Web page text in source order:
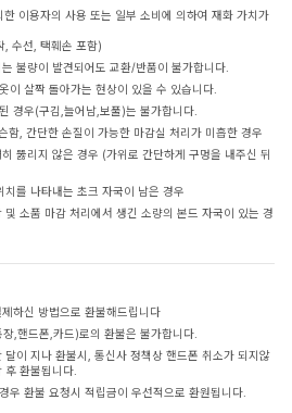
이용자의 사용 또는 일부 소비에 의하여 재화 가치가
, 수선, 택훼손 포함)
불량이 발견되어도 교환/반품이 불가합니다.
이 살짝 돌아가는 현상이 있을 수 있습니다.
경우(구김,늘어남,보풀)는 불가합니다.
함, 간단한 손질이 가능한 마감실 처리가 미흡한 경우
뚫리지 않은 경우 (가위로 간단하게 구멍을 내주신 뒤
를 나타내는 초크 자국이 남은 경우
소품 마감 처리에서 생긴 소량의 본드 자국이 있는 경
하신 방법으로 환불해드립니다
,핸드폰,카드)로의 환불은 불가합니다.
이 지나 환불시, 통신사 정책상 핸드폰 취소가 되지않
환불됩니다.
우 환불 요청시 적립금이 우선적으로 환원됩니다.